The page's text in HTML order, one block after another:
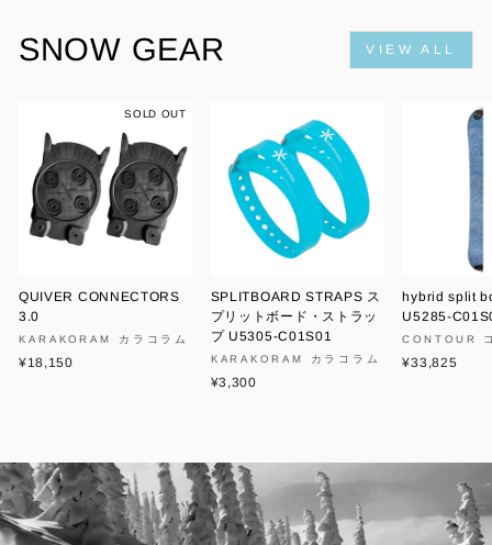
SNOW GEAR VIEW ALL
SOLD OUT
QUIVER CONNECTORS
3.0
KARAKORAM カラコラム
¥18,150
SPLITBOARD STRAPS ス
プリットボード・ストラッ
プ U5305-C01S01
KARAKORAM カラコラム
¥3,300
hybrid split
U5285-
CONTOUR
¥33,825